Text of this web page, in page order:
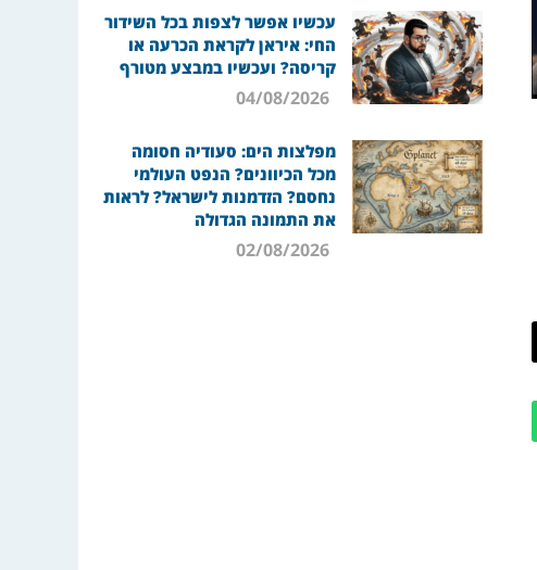
עכשיו אפשר לצפות בכל השידור
החי: איראן לקראת הכרעה או
קריסה? ועכשיו במבצע מטורף
04/08/2026
מפלצות הים: סעודיה חסומה
מכל הכיוונים? הנפט העולמי
נחסם? הזדמנות לישראל? לראות
את התמונה הגדולה
02/08/2026